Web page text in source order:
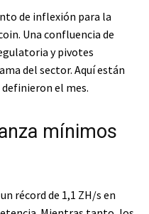
de inflexión para la
Una confluencia de
y pivotes
del sector. Aquí están
definieron el mes.
mínimos
récord de 1,1 ZH/s en